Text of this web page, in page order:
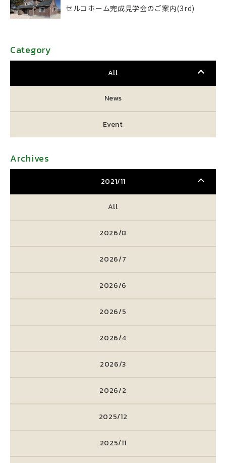
セルコホーム完成見学会のご案内(3rd)
Category
All
News
Event
Archives
2021/11
All
2026/8
2026/7
2026/6
2026/5
2026/4
2026/3
2026/2
2025/12
2025/11